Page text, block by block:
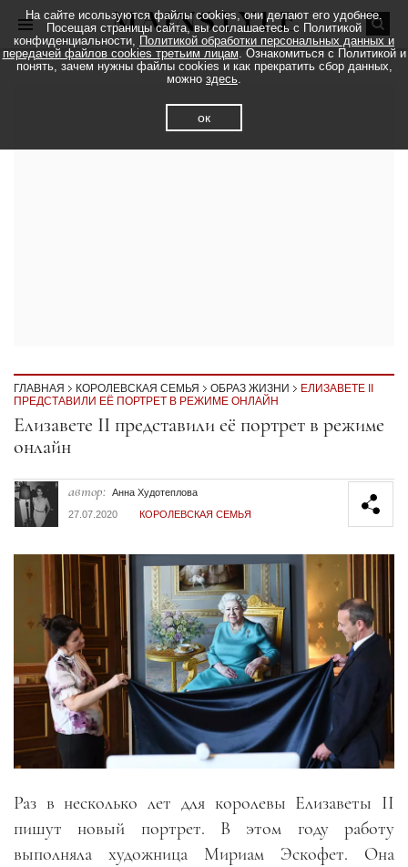
ГЛАВНАЯ КОРОЛЕВСКАЯ СЕМЬЯ ОБРАЗ ЖИЗНИ
ЕЛИЗАВЕТЕ II
ПРЕДСТАВИЛИ ЕЁ ПОРТРЕТ В РЕЖИМЕ ОНЛАЙН
Секция статей
Елизавете II представили её портрет в режиме
онлайн
автор: Анна Худотеплова
27.07.2020
КОРОЛЕВСКАЯ СЕМЬЯ
Раз в несколько лет для королевы Елизаветы II
пишут новый портрет. В этом году работу
выполняла художница Мириам Эскофет. Она
На сайте исользуются файлы cookies, они делают его удобнее.
Посещая страницы сайта, вы соглашаетесь с Политикой
конфиденциальности, Политикой обработки персональных данных и
передачей файлов cookies третьим лицам. Ознакомиться с Политикой и
понять, зачем нужны файлы cookies и как прекратить сбор данных,
можно здесь.
ок